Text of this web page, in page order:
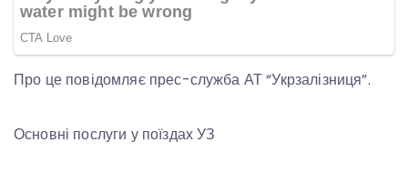
Про це повідомляє прес-служба АТ “Укрзалізниця”.
Основні послуги у поїздах УЗ